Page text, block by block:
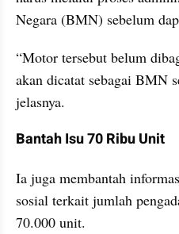
Negara (BMN) sebelum
“Motor tersebut belum
akan dicatat sebagai BMN
jelasnya.
Bantah Isu 70 Ribu Unit
Ia juga membantah
sosial terkait jumlah
70.000 unit.